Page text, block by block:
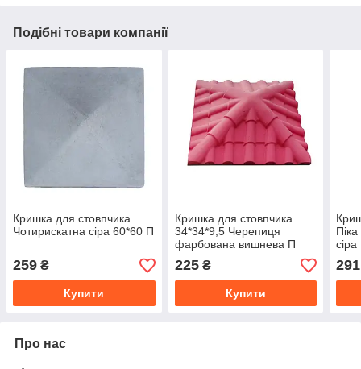
Подібні товари компанії
Кришка для стовпчика
Чотирискатна сіра 60*60 П
259 ₴
Купити
Кришка для стовпчика
34*34*9,5 Черепиця
фарбована вишнева П
225₴
Купити
291
Про нас